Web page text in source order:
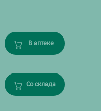
В аптеке
Со склада